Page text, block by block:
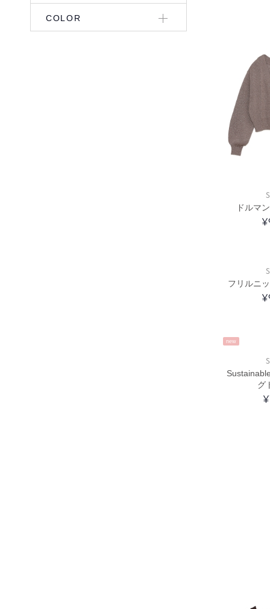
COLOR
ドルマ
フリルニ
new
グ